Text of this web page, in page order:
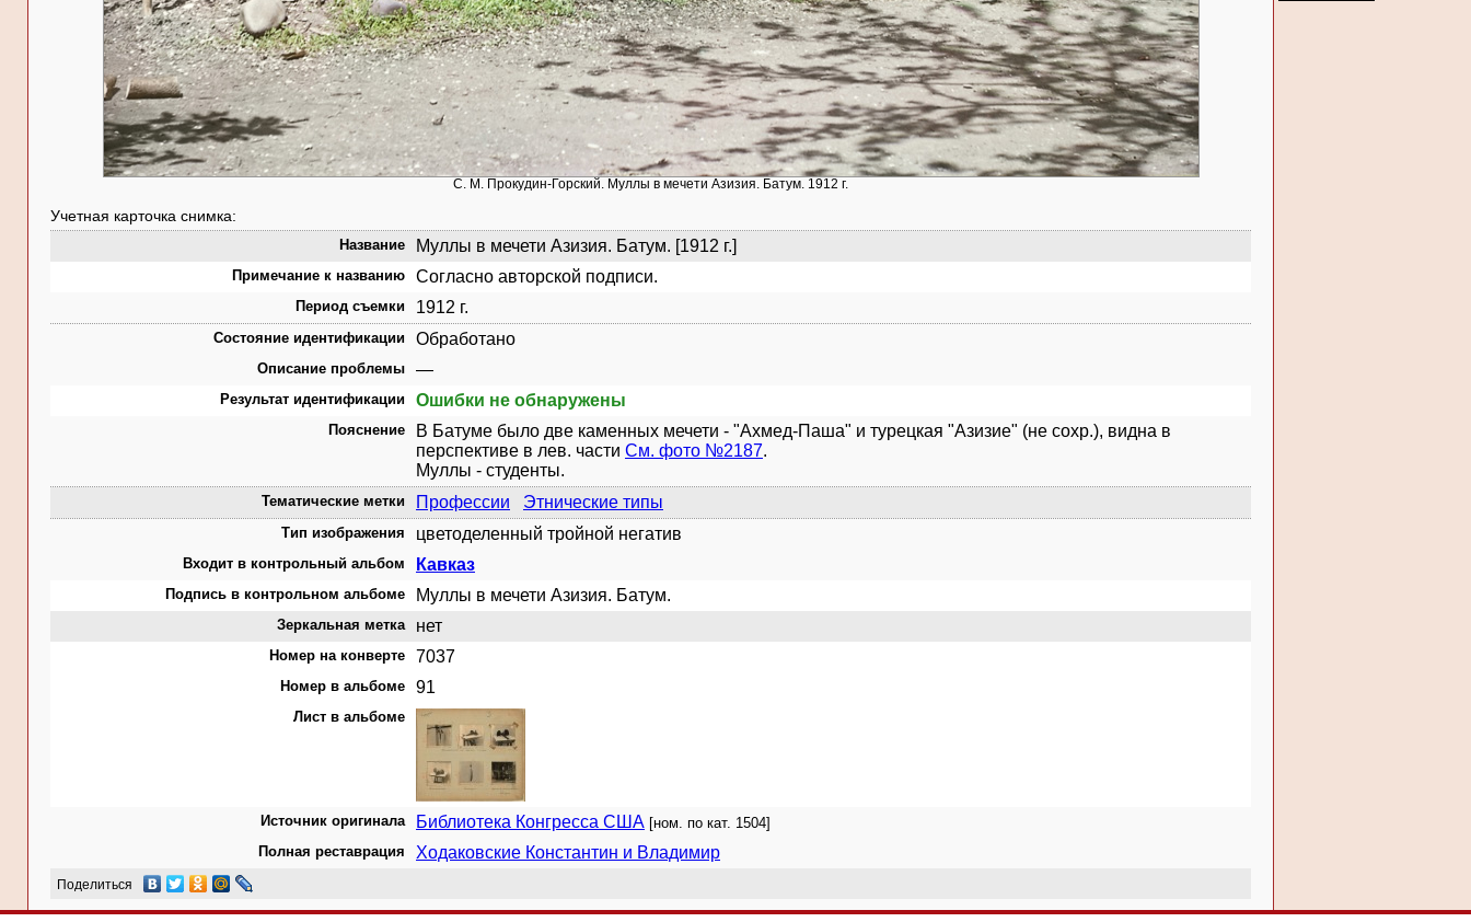
С. М. Прокудин-Горский. Муллы в мечети Азизия. Батум. 1912 г.
Учетная карточка снимка:
Название Муллы в мечети Азизия. Батум. [1912 г.]
Примечание к названию Согласно авторской подписи.
Период съемки 1912 г.
Состояние идентификации Обработано
Описание проблемы —
Результат идентификации Ошибки не обнаружены
Пояснение
В Батуме было две каменных мечети - "Ахмед-Паша" и турецкая "Азизие" (не сохр.), видна в
перспективе в лев. части См. фото №2187.
Муллы - студенты.
Тематические метки Профессии Этнические типы
Тип изображения цветоделенный тройной негатив
Входит в контрольный альбом Кавказ
Подпись в контрольном альбоме Муллы в мечети Азизия. Батум.
Зеркальная метка нет
Номер на конверте 7037
Номер в альбоме 91
Лист в альбоме
Источник оригинала Библиотека Конгресса США [ном. по кат. 1504]
Полная реставрация
Ходаковские Константин и Владимир
Поделиться